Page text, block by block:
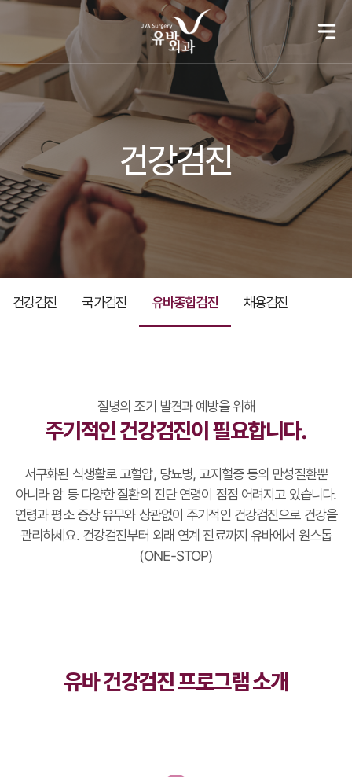
건강검진
건강검진 국가검진 유바종합검진 채용검진
질병의 조기 발견과 예방을 위해
주기적인 건강검진이 필요합니다.
서구화된 식생활로 고혈압, 당뇨병, 고지혈증 등의 만성질환뿐
아니라 암 등 다양한 질환의 진단 연령이 점점 어려지고 있습니다.
연령과 평소 증상 유무와 상관없이 주기적인 건강검진으로 건강을
관리하세요.건강검진부터 외래 연계 진료까지 유바에서 원스톱
(ONE-STOP)
유바 건강검진 프로그램 소개